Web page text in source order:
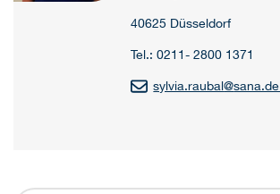
40625 Düsseldorf
Tel.: 0211- 2800 1371
sylvia.raubal@sana.de